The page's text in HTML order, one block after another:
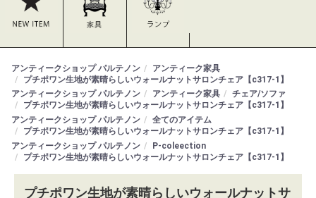
アンティークショップ パルテノン
アンティーク家具
プチポワン生地が素晴らしいウォールナットサロンチェア【c317-1】
アンティークショップ パルテノン
アンティーク家具
チェア/ソファ
プチポワン生地が素晴らしいウォールナットサロンチェア【c317-1】
アンティークショップ パルテノン
全てのアイテム
プチポワン生地が素晴らしいウォールナットサロンチェア【c317-1】
アンティークショップ パルテノン
P-coleection
プチポワン生地が素晴らしいウォールナットサロンチェア【c317-1】
プチポワン生地が素晴らしいウォールナットサ